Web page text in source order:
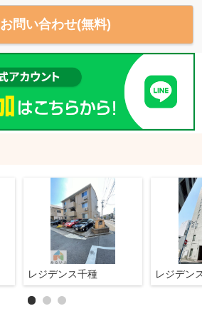
お問い合わせ(無料)
レジデンス千種 レジデン